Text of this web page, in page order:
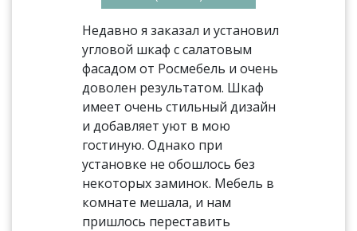
Недавно я заказал и установил
угловой шкаф с салатовым
фасадом от Росмебель и очень
доволен результатом. Шкаф
имеет очень стильный дизайн
и добавляет уют в мою
гостиную. Однако при
установке не обошлось без
некоторых заминок. Мебель в
комнате мешала, и нам
пришлось переставить